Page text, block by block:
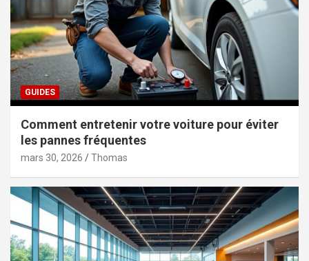
GUIDES
Comment entretenir votre voiture pour éviter
les pannes fréquentes
mars 30, 2026 Thomas